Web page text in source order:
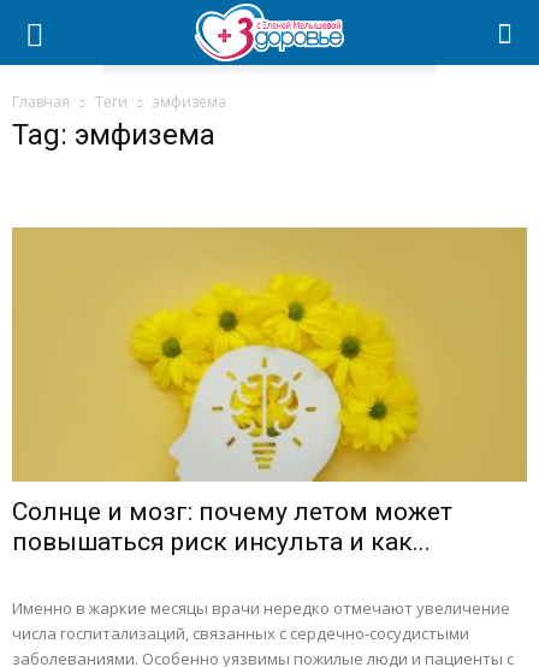
Главная Теги эмфизема
Tag: эмфизема
Солнце и мозг: почему летом может
повышаться риск инсульта и как...
Именно в жаркие месяцы врачи нередко отмечают увеличение
числа госпитализаций, связанных с сердечно-сосудистыми
заболеваниями. Особенно уязвимы пожилые люди и пациенты с